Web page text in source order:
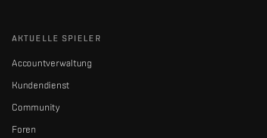
AKTUELLE SPIELER
Accountverwaltung
Kundendienst
Community
Foren